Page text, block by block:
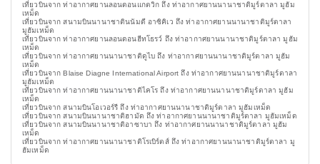
เที่ยวบินจาก ท่าอากาศยานลอนดอนแกตวิก ถึง ท่าอากาศยานนานาชาติมูร์ตาลา มูฮัม
เหม็ด
เที่ยวบินจาก สนามบินนานาชาตินนัมดี อาซิคิเว ถึง ท่าอากาศยานนานาชาติมูร์ตาลา
มูฮัมเหม็ด
เที่ยวบินจาก ท่าอากาศยานลอนดอนฮีทโธรว์ ถึง ท่าอากาศยานนานาชาติมูร์ตาลา มูฮัม
เหม็ด
เที่ยวบินจาก ท่าอากาศยานนานาชาติดูไบ ถึง ท่าอากาศยานนานาชาติมูร์ตาลา มูฮัม
เหม็ด
เที่ยวบินจาก Blaise Diagne International Airport ถึง ท่าอากาศยานนานาชาติมูร์ตาลา
มูฮัมเหม็ด
เที่ยวบินจาก ท่าอากาศยานนานาชาติไคโร ถึง ท่าอากาศยานนานาชาติมูร์ตาลา มูฮัม
เหม็ด
เที่ยวบินจาก สนามบินโอเวอร์รี ถึง ท่าอากาศยานนานาชาติมูร์ตาลา มูฮัมเหม็ด
เที่ยวบินจาก สนามบินนานาชาติฮามัด ถึง ท่าอากาศยานนานาชาติมูร์ตาลา มูฮัมเหม็ด
เที่ยวบินจาก สนามบินนานาชาติอาซาบา ถึง ท่าอากาศยานนานาชาติมูร์ตาลา มูฮัม
เหม็ด
เที่ยวบินจาก ท่าอากาศยานนานาชาติโรเบิร์ตส์ ถึง ท่าอากาศยานนานาชาติมูร์ตาลา มู
ฮัมเหม็ด